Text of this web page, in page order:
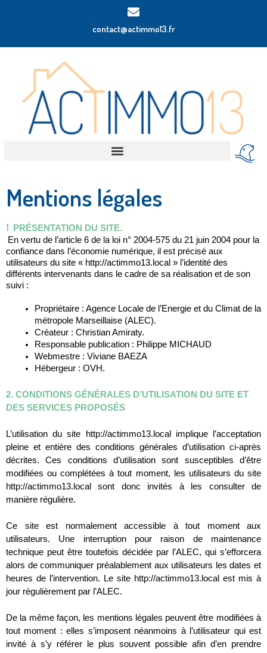
contact@actimmo13.fr
Mentions légales
1. PRÉSENTATION DU SITE.
En vertu de l’article 6 de la loi n° 2004-575 du 21 juin 2004 pour la
confiance dans l’économie numérique, il est précisé aux
utilisateurs du site « http://actimmo13.local » l’identité des
différents intervenants dans le cadre de sa réalisation et de son
suivi :
Propriétaire : Agence Locale de l’Energie et du Climat de la
métropole Marseillaise (ALEC).
Créateur : Christian Amiraty.
Responsable publication : Philippe MICHAUD
Webmestre : Viviane BAEZA
Hébergeur : OVH.
2. CONDITIONS GÉNÉRALES D’UTILISATION DU SITE ET
DES SERVICES PROPOSÉS
L’utilisation du site http://actimmo13.local implique l’acceptation
pleine et entière des conditions générales d’utilisation ci-après
décrites. Ces conditions d’utilisation sont susceptibles d’être
modifiées ou complétées à tout moment, les utilisateurs du site
http://actimmo13.local sont donc invités à les consulter de
manière régulière.
Ce site est normalement accessible à tout moment aux
utilisateurs. Une interruption pour raison de maintenance
technique peut être toutefois décidée par l’ALEC, qui s’efforcera
alors de communiquer préalablement aux utilisateurs les dates et
heures de l’intervention. Le site http://actimmo13.local est mis à
jour régulièrement par l’ALEC.
De la même façon, les mentions légales peuvent être modifiées à
tout moment : elles s’imposent néanmoins à l’utilisateur qui est
invité à s’y référer le plus souvent possible afin d’en prendre